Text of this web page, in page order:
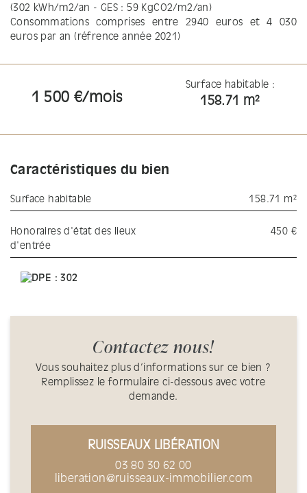
(302 kWh/m2/an - GES : 59 KgCO2/m2/an)
Consommations comprises entre 2940 euros et 4 030
euros par an (réfrence année 2021)
1 500 €/mois
Surface habitable :
158.71 m²
Caractéristiques du bien
Surface habitable 158.71 m²
Honoraires d'état des lieux
d'entrée
450 €
Contactez nous!
Vous souhaitez plus d’informations sur ce bien ?
Remplissez le formulaire ci-dessous avec votre
demande.
RUISSEAUX LIBÉRATION
03 80 30 62 00
liberation@ruisseaux-immobilier.com